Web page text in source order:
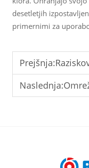
desetletjih
primernimi za
Prejšnja:Raziskovanje
Naslednja:Omrežja za